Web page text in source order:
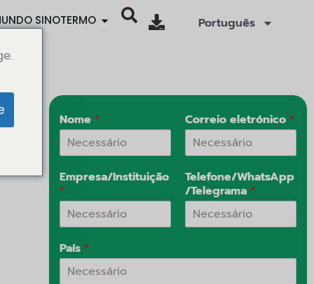
SINOTERMO Open SINOTHERMO WORLD
Português
Nome *
Empresa/Instituição
*
Correio eletrónico *
Telefone/WhatsApp
/Telegrama *
País *